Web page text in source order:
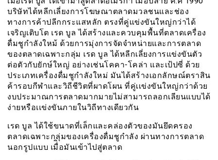
บริษัทได้หลีกเลี่ยงการโฆษณาตลาดมวลชนและช่อง
ทางการค้าปลีกกระแสหลัก ตรงที่คู่แข่งขันใหญ่กว่าได้
เจริญเติบโต เรด บูล ได้สร้างและควบคุมพื้นที่ตลาดเครื่อง
ดื่มชูกำลังใหม้ ด้วยการมุ่งการจัดจำหน่ายและการตลาด
ของตลาดเฉพาะกลุ่ม เรด บูล ได้หลีกเลี่ยงการแข่งขันตัว
ต่อตัวกับยักษ์ใหญ่ อย่างเช่นโคคา-โคล่า และเป้ปซี่ ด้วย
ประเภทเครื่องดื่มชูกำลังใหม่ มันได้สร้างเอกลักษณ์ตราสิน
ค้ารอบกีฬาและวิถีชีวิตที่ผาดโผน ที่คู่เเข่งขันใหญ่กว่าด้วย
งบประมาณการตลาดมากมายไม่สามารถลอกเลียนแบบได้
ง่ายหรือเเข่งขันภายในวิถีทางเดียวกัน
เรด บูล ได้ใช้ขนาดที่เล็กและคล่องตัวของมันยึดครอง
ตลาดเฉพาะกลุ่มของเครื่องดื่มชูกำลัง ผ่านทางการตลาด
นอกรูปแบบ เมื่ิอมันเข้าไปสู่ตลาด